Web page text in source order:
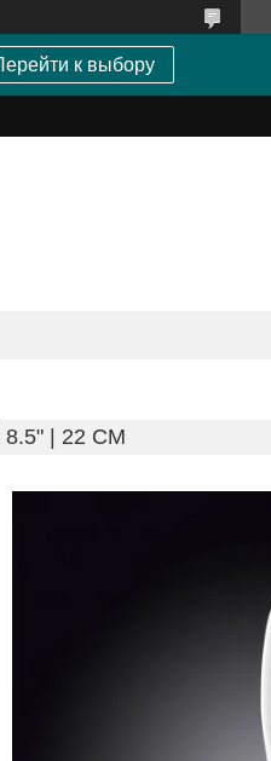
к выбору
| 22 CM